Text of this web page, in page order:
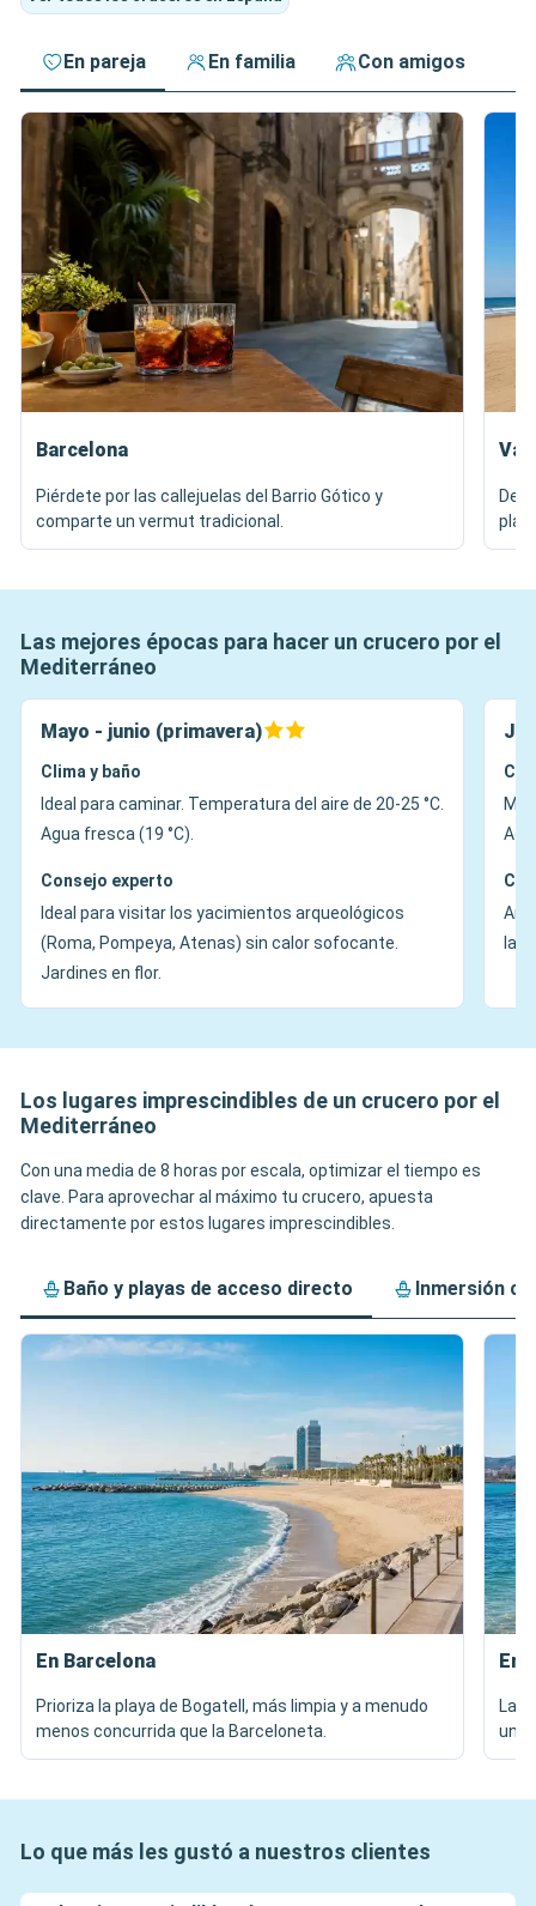
En pareja En familia Con amigos
Barcelona
Piérdete por las callejuelas del Barrio Gótico y
comparte un vermut tradicional.
Las mejores épocas para hacer un crucero por el
Mediterráneo
Mayo - junio (primavera)
Clima y baño
Ideal para caminar. Temperatura del aire de 20-25 °C.
Agua fresca (19 °C).
Consejo experto
Ideal para visitar los yacimientos arqueológicos
(Roma, Pompeya, Atenas) sin calor sofocante.
Jardines en flor.
la
Los lugares imprescindibles de un crucero por el
Mediterráneo
Con una media de 8 horas por escala, optimizar el tiempo es
clave. Para aprovechar al máximo tu crucero, apuesta
directamente por estos lugares imprescindibles.
Baño y playas de acceso directo Inmersión
En Barcelona
Prioriza la playa de Bogatell, más limpia y a menudo
menos concurrida que la Barceloneta.
En
La
Lo que más les gustó a nuestros clientes